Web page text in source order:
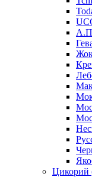
Цикорий